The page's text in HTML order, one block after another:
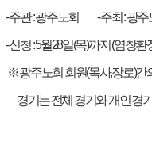
-주관:광주노회 -주최 :광주
-신청: 5월28일(목)까지 (염창환
※광주노회 회원(목사,장로)간
경기는 전체 경기와 개인 경